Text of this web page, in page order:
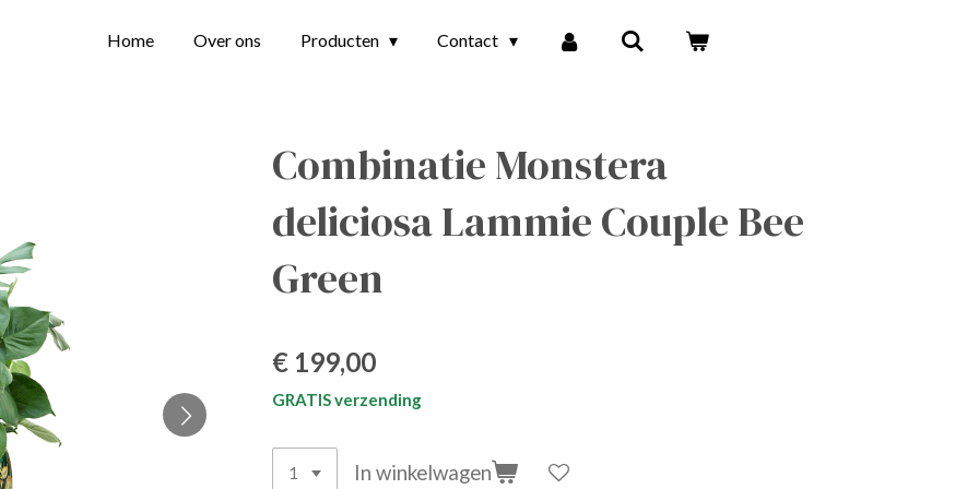
Home Over ons Producten Contact
Combinatie Monstera
deliciosa Lammie Couple Bee
Green
€ 199,00
GRATIS verzending
In winkelwagen